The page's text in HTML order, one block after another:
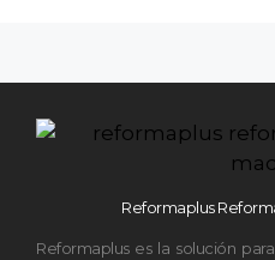
Reformaplus
Reformaplus es la solución